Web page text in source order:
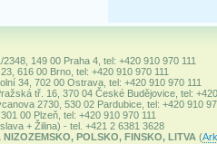
149 00 Praha 4, tel: +420 910 970 111
616 00 Brno, tel: +420 910 970 111
34, 702 00 Ostrava, tel: +420 910 970 111
tř. 16, 370 04 České Budějovice, tel: +420
2730, 530 02 Pardubice, tel: +420 910
00 Plzeň, tel: +420 910 970 111
+ Žilina) - tel. +421 2 6381 3628
POLSKO, FINSKO, LITVA (